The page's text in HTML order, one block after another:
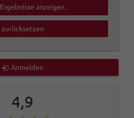
Ergebnisse anzeigen
zurücksetzen
Anmelden
4,9